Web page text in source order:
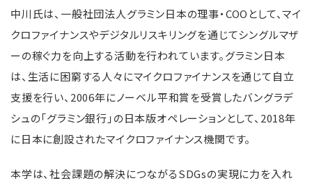
中川氏は、一般社団法人グラミン日本の理事・COOとして、マイ
クロファイナンスやデジタルリスキリングを通じてシングルマザ
ーの稼ぐ力を向上する活動を行われています。グラミン日本
は、生活に困窮する人々にマイクロファイナンスを通じて自立
支援を行い、2006年にノーベル平和賞を受賞したバングラデ
シュの「グラミン銀行」の日本版オペレーションとして、2018年
に日本に創設されたマイクロファイナンス機関です。
本学は、社会課題の解決につながるSDGsの実現に力を入れ